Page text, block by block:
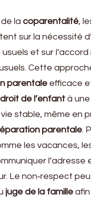
la coparentalité,
sur la nécessité
et sur
Cette
parentale efficace
droit de l’enfant à
stable, même en
parentale.
les vacances,
l’adresse
Le non‑respect
juge de la famille